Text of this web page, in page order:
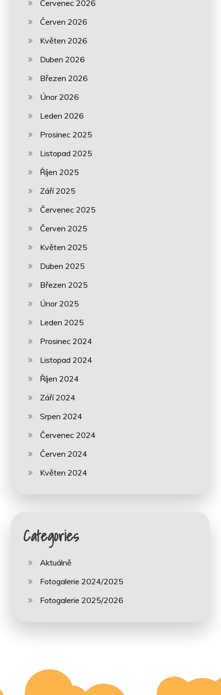
Červenec 2026
Červen 2026
Květen 2026
Duben 2026
Březen 2026
Únor 2026
Leden 2026
Prosinec 2025
Listopad 2025
Říjen 2025
Září 2025
Červenec 2025
Červen 2025
Květen 2025
Duben 2025
Březen 2025
Únor 2025
Leden 2025
Prosinec 2024
Listopad 2024
Říjen 2024
Září 2024
Srpen 2024
Červenec 2024
Červen 2024
Květen 2024
Categories
Aktuálně
Fotogalerie 2024/2025
Fotogalerie 2025/2026